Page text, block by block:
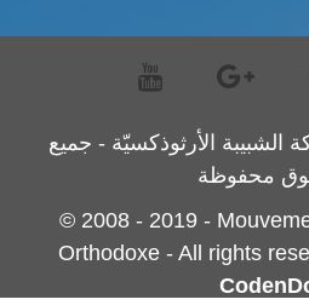
2019 - حركة الشبيبة الأرثوذكسيّة - جميع
محفوظة
© 2008 - 2019 -
Orthodoxe - All rights